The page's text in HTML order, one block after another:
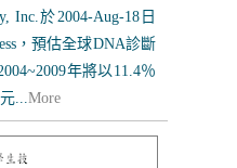
Inc.於2004-Aug-18日
，預估全球DNA診斷
年將以11.4％
...More